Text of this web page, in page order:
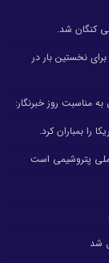
کنگان شد.
نخستین بار در
مناسبت روز خبرنگار:
را بمباران کرد.
پتروشیمی است
شد